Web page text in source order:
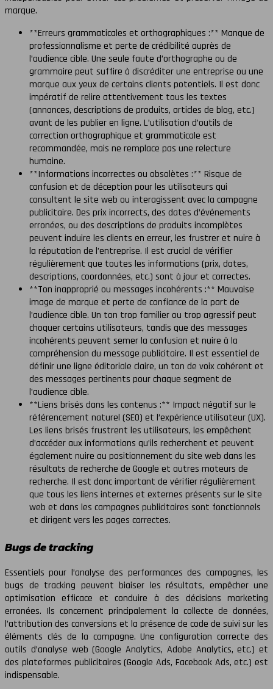
marque.
**Erreurs grammaticales et orthographiques :** Manque de
professionnalisme et perte de crédibilité auprès de
l’audience cible. Une seule faute d’orthographe ou de
grammaire peut suffire à discréditer une entreprise ou une
marque aux yeux de certains clients potentiels. Il est donc
impératif de relire attentivement tous les textes
(annonces, descriptions de produits, articles de blog, etc.)
avant de les publier en ligne. L’utilisation d’outils de
correction orthographique et grammaticale est
recommandée, mais ne remplace pas une relecture
humaine.
**Informations incorrectes ou obsolètes :** Risque de
confusion et de déception pour les utilisateurs qui
consultent le site web ou interagissent avec la campagne
publicitaire. Des prix incorrects, des dates d’événements
erronées, ou des descriptions de produits incomplètes
peuvent induire les clients en erreur, les frustrer et nuire à
la réputation de l’entreprise. Il est crucial de vérifier
régulièrement que toutes les informations (prix, dates,
descriptions, coordonnées, etc.) sont à jour et correctes.
**Ton inapproprié ou messages incohérents :** Mauvaise
image de marque et perte de confiance de la part de
l’audience cible. Un ton trop familier ou trop agressif peut
choquer certains utilisateurs, tandis que des messages
incohérents peuvent semer la confusion et nuire à la
compréhension du message publicitaire. Il est essentiel de
définir une ligne éditoriale claire, un ton de voix cohérent et
des messages pertinents pour chaque segment de
l’audience cible.
**Liens brisés dans les contenus :** Impact négatif sur le
référencement naturel (SEO) et l’expérience utilisateur (UX).
Les liens brisés frustrent les utilisateurs, les empêchent
d’accéder aux informations qu’ils recherchent et peuvent
également nuire au positionnement du site web dans les
résultats de recherche de Google et autres moteurs de
recherche. Il est donc important de vérifier régulièrement
que tous les liens internes et externes présents sur le site
web et dans les campagnes publicitaires sont fonctionnels
et dirigent vers les pages correctes.
Bugs de tracking
Essentiels pour l’analyse des performances des campagnes, les
bugs de tracking peuvent biaiser les résultats, empêcher une
optimisation efficace et conduire à des décisions marketing
erronées. Ils concernent principalement la collecte de données,
l’attribution des conversions et la présence de code de suivi sur les
éléments clés de la campagne. Une configuration correcte des
outils d’analyse web (Google Analytics, Adobe Analytics, etc.) et
des plateformes publicitaires (Google Ads, Facebook Ads, etc.) est
indispensable.